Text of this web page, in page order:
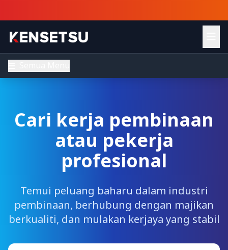
Cari kerja pembinaan
atau pekerja
profesional
Temui peluang baharu dalam industri
pembinaan, berhubung dengan majikan
berkualiti, dan mulakan kerjaya yang stabil